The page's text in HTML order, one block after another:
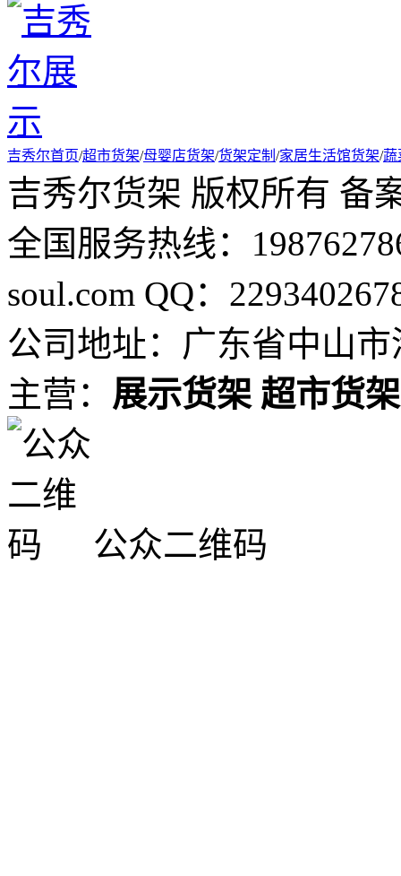
吉秀尔首页/超市货架/母婴店货架/货架定制 /家居生活馆货架/蔬
吉秀尔货架 版权所有 备
全国服务热线：
soul.com QQ：
公司地址：广东省中山
主营： 展示货架 超市货架
公众二维码